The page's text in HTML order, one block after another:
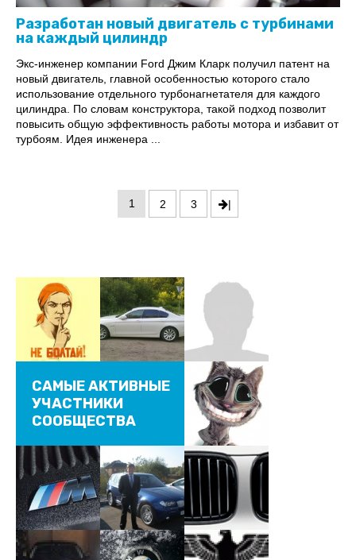
Разработан новый двигатель с турбинами
на каждый цилиндр
Экс-инженер компании Ford Джим Кларк получил патент на
новый двигатель, главной особенностью которого стало
использование отдельного турбонагнетателя для каждого
цилиндра. По словам конструктора, такой подход позволит
повысить общую эффективность работы мотора и избавит от
турбоям. Идея инженера ...
1 2 3 |
САМЫЕ АКТИВНЫЕ
УЧАСТНИКИ
СООБЩЕСТВА